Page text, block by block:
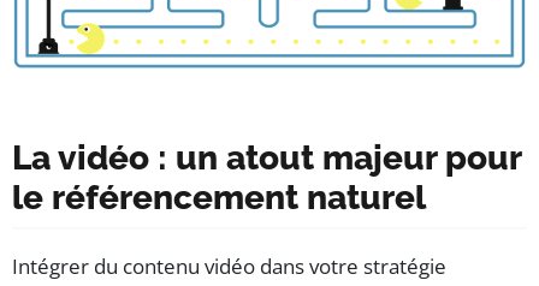
La vidéo : un atout majeur pour
le référencement naturel
Intégrer du contenu vidéo dans votre stratégie